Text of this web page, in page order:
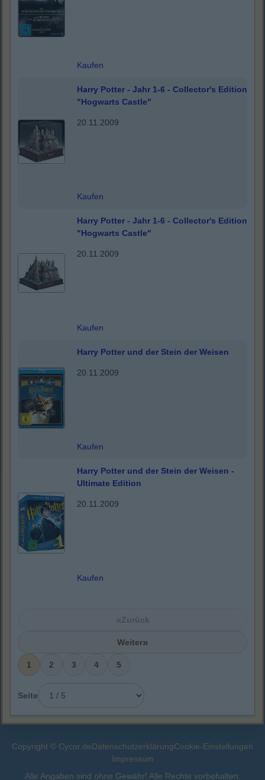
Kaufen
Harry Potter - Jahr 1-6 - Collector's Edition
"Hogwarts Castle"
20.11.2009
Kaufen
Harry Potter - Jahr 1-6 - Collector's Edition
"Hogwarts Castle"
20.11.2009
Kaufen
Harry Potter und der Stein der Weisen
20.11.2009
Kaufen
Harry Potter und der Stein der Weisen -
Ultimate Edition
20.11.2009
Kaufen
«Zurück
1 2 3 4 5
Weiter»
Seite
Copyright © Cycor.deDatenschutzerklärungCookie-Einstellungen
Impressum
Alle Angaben sind ohne Gewähr! Alle Rechte vorbehalten.